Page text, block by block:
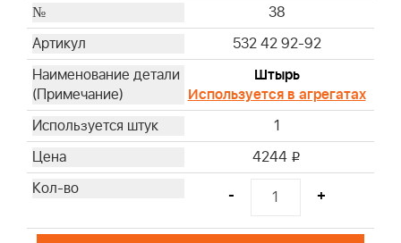
38
532 42 92-92
Штырь
Используется в агрегатах
1
4244 i
- +